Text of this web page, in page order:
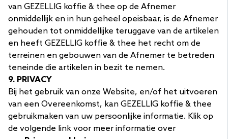
van GEZELLIG koffie & thee op de Afnemer
onmiddellijk en in hun geheel opeisbaar, is de Afnemer
gehouden tot onmiddellijke teruggave van de artikelen
en heeft GEZELLIG koffie & thee het recht om de
terreinen en gebouwen van de Afnemer te betreden
teneinde die artikelen in bezit te nemen.
9. PRIVACY
Bij het gebruik van onze Website, en/of het uitvoeren
van een Overeenkomst, kan GEZELLIG koffie & thee
gebruikmaken van uw persoonlijke informatie. Klik op
de volgende link voor meer informatie over